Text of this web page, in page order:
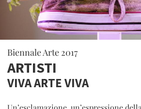
Biennale Arte 2017
ARTISTI
VIVA ARTE VIVA